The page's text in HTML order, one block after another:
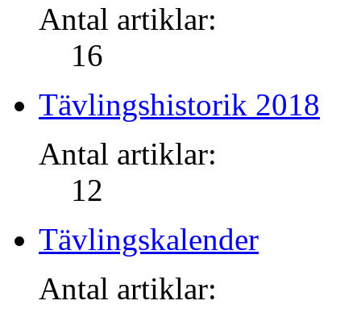
Antal artiklar:
16
Tävlingshistorik 2018
Antal artiklar:
12
Tävlingskalender
Antal artiklar: